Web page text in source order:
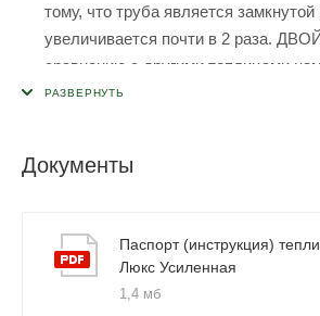
тому, что труба является
увеличивается почти в 2 раза.
сравнению с другими теплицами
держит снеговую нагрузку.
подвержена коррозии. Не теряет
простота сборки – сборка по методу
считается наиболее простым и
сборки теплицы.
Документы
Паспорт (инструкция)
Люкс Усиленная
1,4 мб